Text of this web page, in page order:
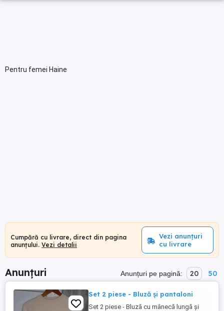
Pentru femei Haine
Cumpără cu livrare, direct din pagina
anunțului. Vezi detalii
Vezi anunțuri
cu livrare
Anunțuri Anunțuri pe pagină: 20 50
Set 2 piese - Bluză și pantaloni
Set 2 piese - Bluză cu mânecă lungă și